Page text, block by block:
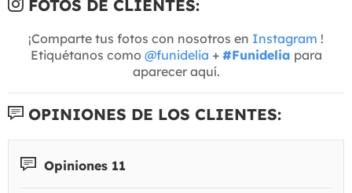
FOTOS DE CLIENTES:
¡Comparte tus fotos con nosotros en Instagram !
Etiquétanos como @funidelia + #Funidelia para
aparecer aquí.
OPINIONES DE LOS CLIENTES:
Opiniones 11